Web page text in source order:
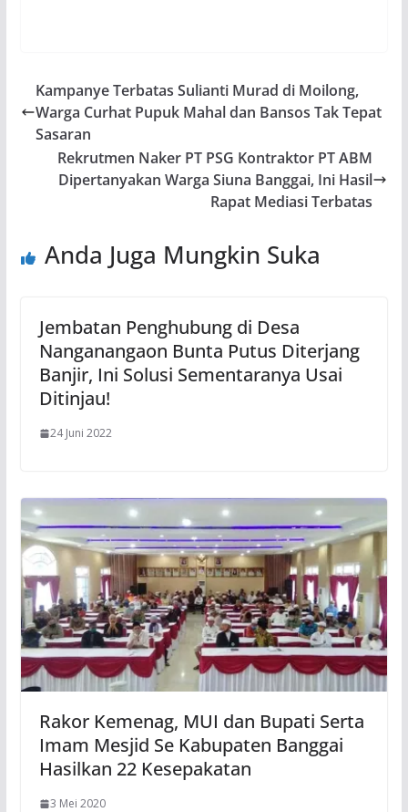
Kampanye Terbatas Sulianti Murad di Moilong,
Warga Curhat Pupuk Mahal dan Bansos Tak Tepat
Sasaran
Rekrutmen Naker PT PSG Kontraktor PT ABM
Dipertanyakan Warga Siuna Banggai, Ini Hasil
Rapat Mediasi Terbatas
Anda Juga Mungkin Suka
Jembatan Penghubung di Desa
Nanganangaon Bunta Putus Diterjang
Banjir, Ini Solusi Sementaranya Usai
Ditinjau!
24 Juni 2022
Rakor Kemenag, MUI dan Bupati Serta
Imam Mesjid Se Kabupaten Banggai
Hasilkan 22 Kesepakatan
3 Mei 2020